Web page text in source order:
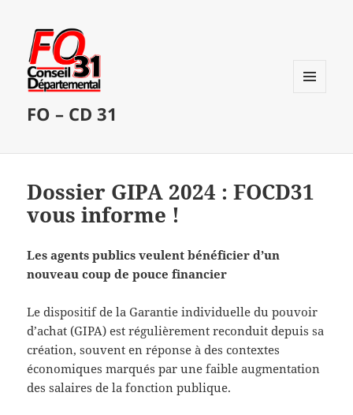
FO – CD 31
Dossier GIPA 2024 : FOCD31
vous informe !
Les agents publics veulent bénéficier d’un
nouveau coup de pouce financier
Le dispositif de la Garantie individuelle du pouvoir
d’achat (GIPA) est régulièrement reconduit depuis sa
création, souvent en réponse à des contextes
économiques marqués par une faible augmentation
des salaires de la fonction publique.